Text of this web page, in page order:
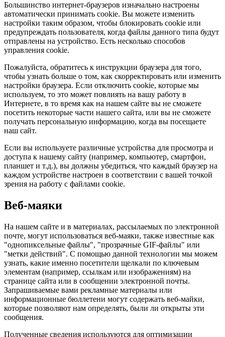
Большинство интернет-браузеров изначально настроены
автоматически принимать cookie. Вы можете изменить
настройки таким образом, чтобы блокировать cookie или
предупреждать пользователя, когда файлы данного типа будут
отправлены на устройство. Есть несколько способов
управления cookie.
Пожалуйста, обратитесь к инструкции браузера для того,
чтобы узнать больше о том, как скорректировать или изменить
настройки браузера. Если отключить cookie, которые мы
используем, то это может повлиять на вашу работу в
Интернете, в то время как на нашем сайте вы не сможете
посетить некоторые части нашего сайта, или вы не сможете
получать персональную информацию, когда вы посещаете
наш сайт.
Если вы используете различные устройства для просмотра и
доступа к нашему сайту (например, компьютер, смартфон,
планшет и т.д.), вы должны убедиться, что каждый браузер на
каждом устройстве настроен в соответствии с вашей точкой
зрения на работу с файлами cookie.
Веб-маяки
На нашем сайте и в материалах, рассылаемых по электронной
почте, могут использоваться веб-маяки, также известные как
"однопиксельные файлы", "прозрачные GIF-файлы" или
"метки действий". С помощью данной технологии мы можем
узнать, какие именно посетители щелкали по ключевым
элементам (например, ссылкам или изображениям) на
странице сайта или в сообщении электронной почты.
Запрашиваемые вами рекламные материалы или
информационные бюллетени могут содержать веб-майки,
которые позволяют нам определять, были ли открыты эти
сообщения.
Полученные сведения используются для оптимизации